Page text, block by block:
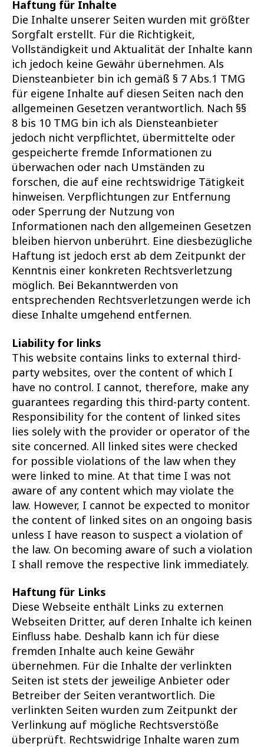
Haftung für Inhalte
Die Inhalte unserer Seiten wurden mit größter
Sorgfalt erstellt. Für die Richtigkeit,
Vollständigkeit und Aktualität der Inhalte kann
ich jedoch keine Gewähr übernehmen. Als
Diensteanbieter bin ich gemäß § 7 Abs.1 TMG
für eigene Inhalte auf diesen Seiten nach den
allgemeinen Gesetzen verantwortlich. Nach §§
8 bis 10 TMG bin ich als Diensteanbieter
jedoch nicht verpflichtet, übermittelte oder
gespeicherte fremde Informationen zu
überwachen oder nach Umständen zu
forschen, die auf eine rechtswidrige Tätigkeit
hinweisen. Verpflichtungen zur Entfernung
oder Sperrung der Nutzung von
Informationen nach den allgemeinen Gesetzen
bleiben hiervon unberührt. Eine diesbezügliche
Haftung ist jedoch erst ab dem Zeitpunkt der
Kenntnis einer konkreten Rechtsverletzung
möglich. Bei Bekanntwerden von
entsprechenden Rechtsverletzungen werde ich
diese Inhalte umgehend entfernen.
Liability for links
This website contains links to external third-
party websites, over the content of which I
have no control. I cannot, therefore, make any
guarantees regarding this third-party content.
Responsibility for the content of linked sites
lies solely with the provider or operator of the
site concerned. All linked sites were checked
for possible violations of the law when they
were linked to mine. At that time I was not
aware of any content which may violate the
law. However, I cannot be expected to monitor
the content of linked sites on an ongoing basis
unless I have reason to suspect a violation of
the law. On becoming aware of such a violation
I shall remove the respective link immediately.
Haftung für Links
Diese Webseite enthält Links zu externen
Webseiten Dritter, auf deren Inhalte ich keinen
Einfluss habe. Deshalb kann ich für diese
fremden Inhalte auch keine Gewähr
übernehmen. Für die Inhalte der verlinkten
Seiten ist stets der jeweilige Anbieter oder
Betreiber der Seiten verantwortlich. Die
verlinkten Seiten wurden zum Zeitpunkt der
Verlinkung auf mögliche Rechtsverstöße
überprüft. Rechtswidrige Inhalte waren zum